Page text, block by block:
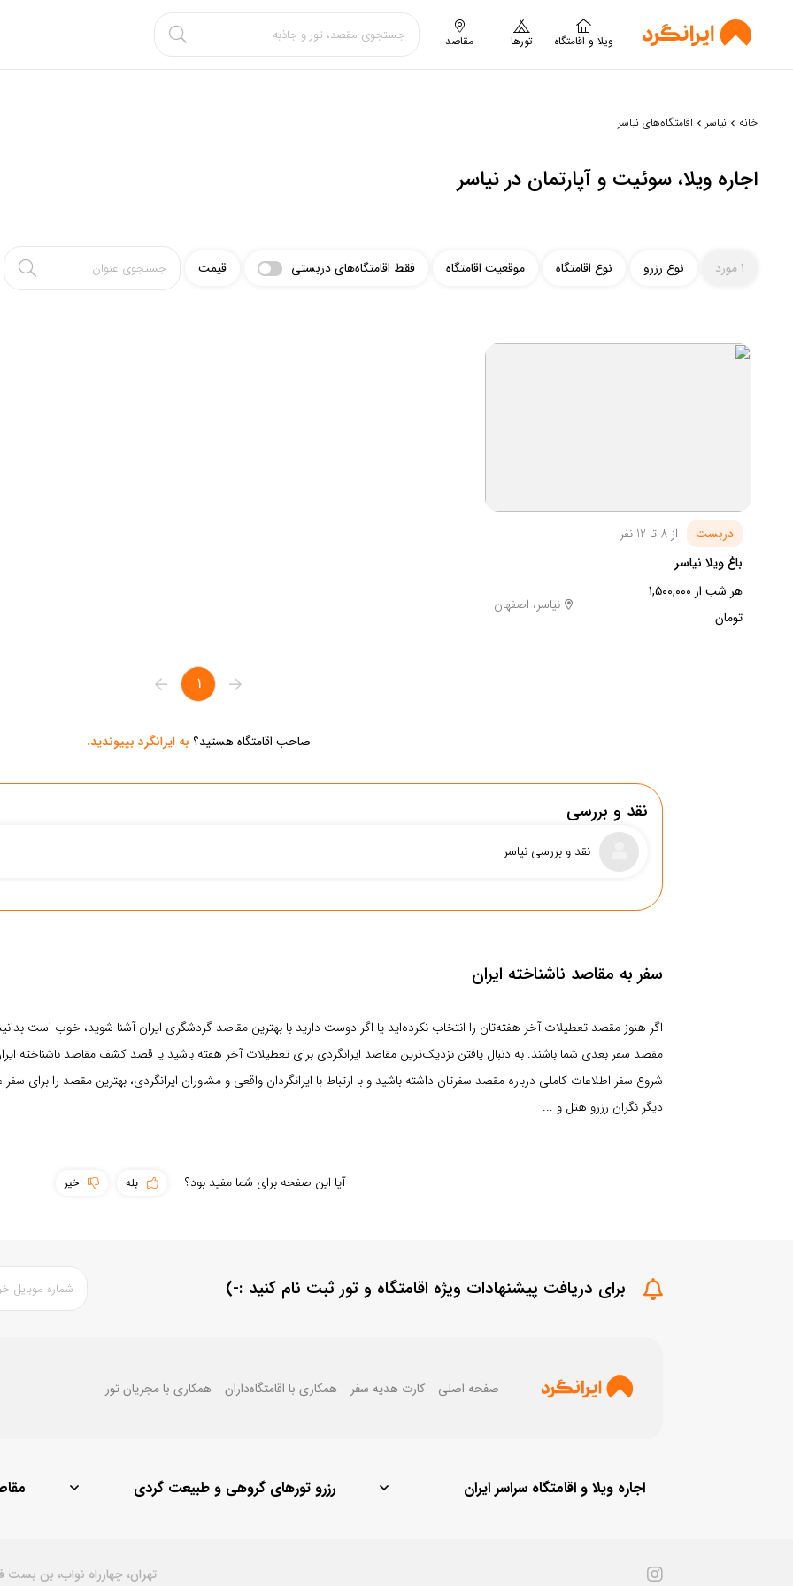
ویلا و اقامتگاه تورها مقاصد
خانه نیاسر اقامتگاه‌های نیاسر
اجاره ویلا، سوئیت و آپارتمان در نیاسر
1 مورد نوع رزرو نوع اقامتگاه موقعیت اقامتگاه فقط اقامتگاه‌های دربستی قیمت
دربست
از 8 تا 12 نفر
باغ ویلا نیاسر
هر شب از 1,500,000
تومان
نیاسر، اصفهان
1
صاحب اقامتگاه هستید؟ به ایرانگرد بپیوندید.
نقد و بررسی
نقد و بررسی نیاسر
بستن
سفر به مقاصد ناشناخته ایران
اگر هنوز مقصد تعطیلات آخر هفته‌تان را انتخاب نکرده‌اید یا اگر دوست دارید با بهترین مقاصد گردشگری ایران آشنا شوید، خوب است
مقصد سفر بعدی شما باشند. به دنبال یافتن نزدیک‌ترین مقاصد ایرانگردی برای تعطیلات آخر هفته باشید یا قصد کشف مقاصد ناشناخته
شروع سفر اطلاعات کاملی درباره مقصد سفرتان داشته باشید و با ارتباط با ایرانگردان واقعی و مشاوران ایرانگردی، بهترین مقصد را برای
دیگر نگران رزرو هتل و ...
آیا این صفحه برای شما مفید بود؟ بله خیر
برای دریافت پیشنهادات ویژه اقامتگاه و تور ثبت نام کنید :-)
همکاری با مجریان تور همکاری با اقامتگاه‌داران کارت هدیه سفر صفحه اصلی
رزرو تورهای گروهی و طبیعت گردی
تور کیش از اصفهان
اجاره ویلا و اقامتگاه سراسر ایران
تهران، چهارراه نواب، بن بست